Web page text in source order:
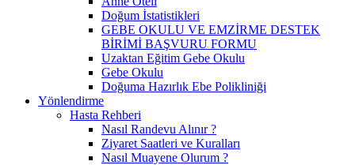
Doğum İstatistikleri
GEBE OKULU VE EMZİRME DESTEK
BİRİMİ BAŞVURU FORMU
Uzaktan Eğitim Gebe Okulu
Gebe Okulu
Doğuma Hazırlık Ebe Polikliniği
Yönlendirme
Hasta Rehberi
Nasıl Randevu Alınır ?
Ziyaret Saatleri ve Kuralları
Nasıl Muayene Olurum ?